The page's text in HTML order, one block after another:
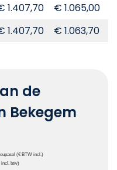
1.407,70 € 1.065,00
1.407,70 € 1.063,70
de
Bekegem
(€ BTW incl.)
incl. btw)